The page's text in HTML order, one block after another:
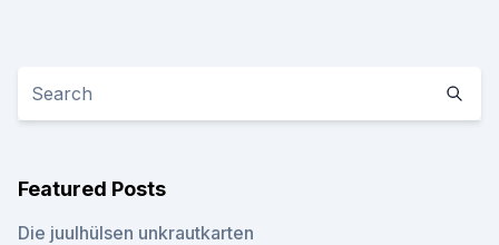
Featured Posts
Die juulhülsen unkrautkarten